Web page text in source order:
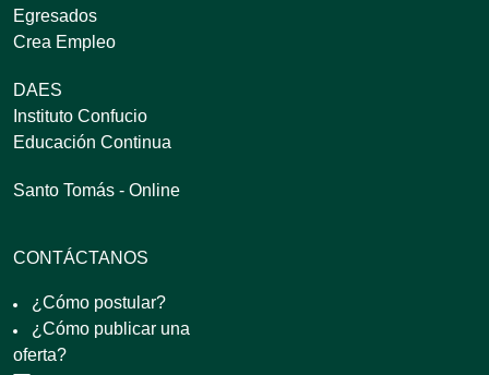
Egresados
Crea Empleo
DAES
Instituto Confucio
Educación Continua
Santo Tomás - Online
CONTÁCTANOS
¿Cómo postular?
¿Cómo publicar una
oferta?